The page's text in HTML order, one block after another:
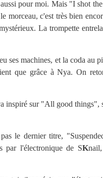
pour moi. Mais "I shot
morceau, c'est très bien
La trompette
ses machines, et la coda au
que grâce à Nya. On
inspiré sur "All good things",
le dernier titre,
par l'électronique de SK